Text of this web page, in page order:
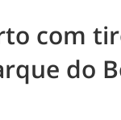
com
do